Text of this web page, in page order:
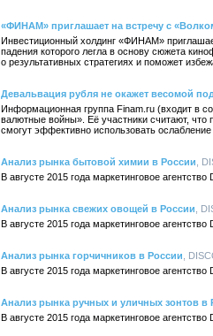
«ФИНАМ» приглашает на встречу с
Инвестиционный холдинг «ФИНАМ»
падения которого легла в основу сюжета
о результативных стратегиях и поможет
Девальвация рубля не окажет весомой
Информационная группа Finam.ru (входит в
валютные войны». Её участники считают,
смогут эффективно использовать
Анализ рынка бытовой химии в России ,
В августе 2015 года маркетинговое
Анализ рынка свежих овощей в России ,
В августе 2015 года маркетинговое
Анализ рынка горчичников в России ,
В августе 2015 года маркетинговое
Анализ рынка ручных и уличных зонтов в
В августе 2015 года маркетинговое